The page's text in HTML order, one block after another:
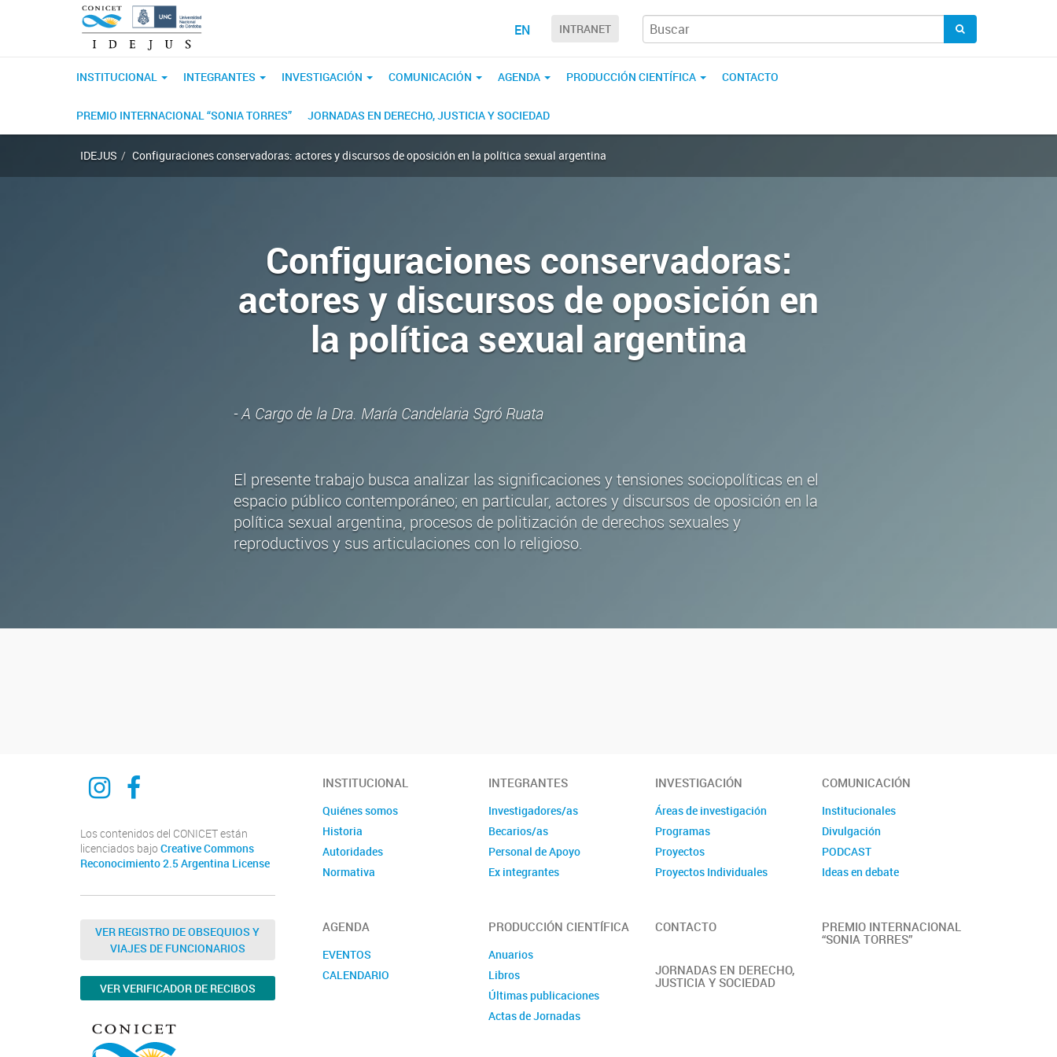
EN INTRANET
INSTITUCIONAL INTEGRANTES INVESTIGACIÓN COMUNICACIÓN AGENDA PRODUCCIÓN CIENTÍFICA CONTACTO
PREMIO INTERNACIONAL “SONIA TORRES” JORNADAS EN DERECHO, JUSTICIA Y SOCIEDAD
IDEJUS Configuraciones conservadoras: actores y discursos de oposición en la política sexual argentina
Configuraciones conservadoras:
actores y discursos de oposición en
la política sexual argentina
- A Cargo de la Dra. María Candelaria Sgró Ruata
El presente trabajo busca analizar las significaciones y tensiones sociopolíticas en el
espacio público contemporáneo; en particular, actores y discursos de oposición en la
política sexual argentina, procesos de politización de derechos sexuales y
reproductivos y sus articulaciones con lo religioso.
Ciencia del derecho y del revesCiencia del derecho y del reves
Los contenidos del CONICET están
licenciados bajo Creative Commons
Reconocimiento 2.5 Argentina License
VER REGISTRO DE OBSEQUIOS Y
VIAJES DE FUNCIONARIOS
VER VERIFICADOR DE RECIBOS
INSTITUCIONAL
Quiénes somos
Historia
Autoridades
Normativa
INTEGRANTES
Investigadores/as
Becarios/as
Personal de Apoyo
Ex integrantes
INVESTIGACIÓN
Áreas de investigación
Programas
Proyectos
Proyectos Individuales
COMUNICACIÓN
Institucionales
Divulgación
PODCAST
Ideas en debate
AGENDA
EVENTOS
CALENDARIO
PRODUCCIÓN CIENTÍFICA
Anuarios
Libros
Últimas publicaciones
Actas de Jornadas
CONTACTO
PREMIO INTERNACIONAL
“SONIA TORRES”
JORNADAS EN DERECHO,
JUSTICIA Y SOCIEDAD